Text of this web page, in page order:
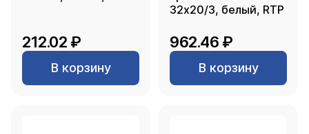
212.02 ₽
В корзину
32х20/3, белый, RTP
962.46 ₽
В корзину